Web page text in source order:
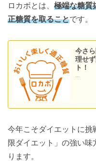
ロカボとは、 極端な糖質
正糖質を取ることです。
今さ
理せ
ト！
今年こそダイエットに挑
限ダイエット」の強い味
ります。